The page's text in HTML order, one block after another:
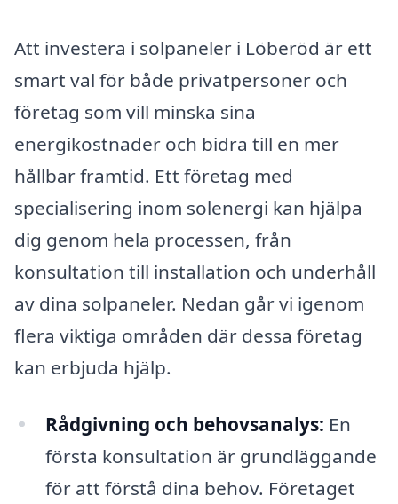
Att investera i solpaneler i Löberöd är ett
smart val för både privatpersoner och
företag som vill minska sina
energikostnader och bidra till en mer
hållbar framtid. Ett företag med
specialisering inom solenergi kan hjälpa
dig genom hela processen, från
konsultation till installation och underhåll
av dina solpaneler. Nedan går vi igenom
flera viktiga områden där dessa företag
kan erbjuda hjälp.
Rådgivning och behovsanalys: En
första konsultation är grundläggande
för att förstå dina behov. Företaget